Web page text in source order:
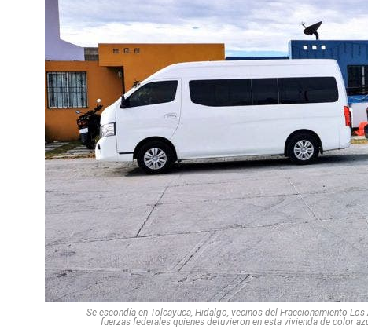
Se escondía en Tolcayuca, Hidalgo, vecinos del Fraccionamiento
fuerzas federales quienes detuvieron en esta vivienda de color